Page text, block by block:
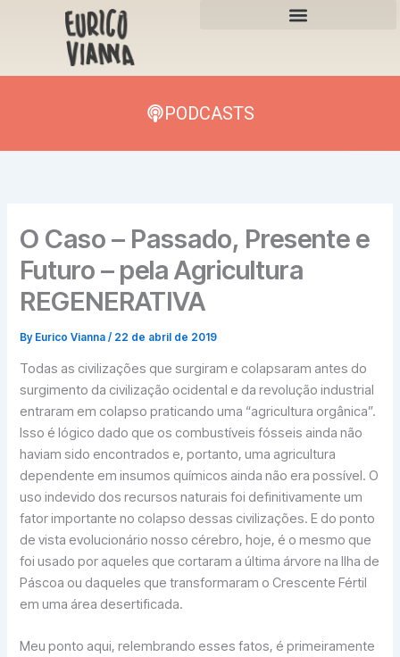
PODCASTS
O Caso – Passado, Presente e
Futuro – pela Agricultura
REGENERATIVA
By Eurico Vianna/ 22 de abril de 2019
Todas as civilizações que surgiram e colapsaram antes do
surgimento da civilização ocidental e da revolução industrial
entraram em colapso praticando uma “agricultura orgânica”.
Isso é lógico dado que os combustíveis fósseis ainda não
haviam sido encontrados e, portanto, uma agricultura
dependente em insumos químicos ainda não era possível. O
uso indevido dos recursos naturais foi definitivamente um
fator importante no colapso dessas civilizações. E do ponto
de vista evolucionário nosso cérebro, hoje, é o mesmo que
foi usado por aqueles que cortaram a última árvore na Ilha de
Páscoa ou daqueles que transformaram o Crescente Fértil
em uma área desertificada.
Meu ponto aqui, relembrando esses fatos, é primeiramente